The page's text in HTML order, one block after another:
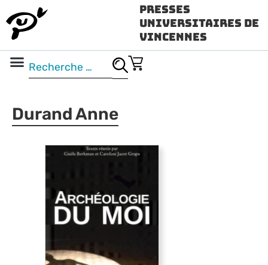
Presses
Universitaires de
Vincennes
Durand Anne